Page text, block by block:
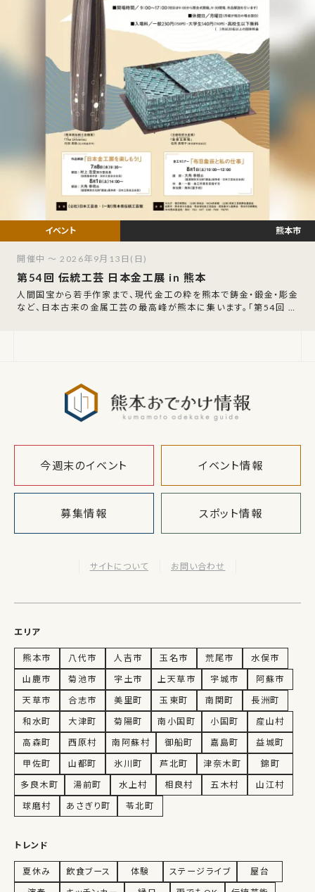
第54回 伝統工芸 日本金工展 in 熊本
人間国宝から若手作家まで、現代金工の粋を熊本で鋳金・鍛金・彫金
など、日本古来の金属工芸の最高峰が熊本に集います。「第54回 伝
熊本市
開催中 ～ 2026年9月13日(日)
今週末のイベント イベント情報
募集情報 スポット情報
サイトについて お問い合わせ
エリア
熊本市 八代市 人吉市 玉名市 荒尾市
水俣市
山鹿市
菊池市 宇土市 上天草市 宇城市
阿蘇市
天草市
合志市 美里町 玉東町 南関町
長洲町
和水町
大津町 菊陽町 南小国町 小国町
産山村
高森町
西原村 南阿蘇村 御船町 嘉島町
益城町
甲佐町
山都町 氷川町 芦北町 津奈木町
錦町
多良木町
湯前町 水上村 相良村 五木村
山江村
球磨村
あさぎり町 苓北町
トレンド
夏休み 飲食ブース 体験 ステージライブ
屋台